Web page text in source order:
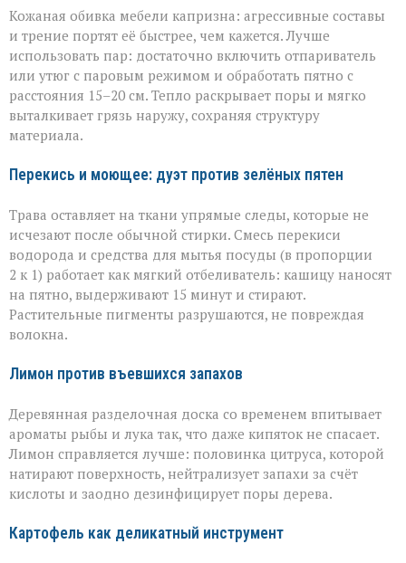
Кожаная обивка мебели капризна: агрессивные составы
и трение портят её быстрее, чем кажется. Лучше
использовать пар: достаточно включить отпариватель
или утюг с паровым режимом и обработать пятно с
расстояния 15–20 см. Тепло раскрывает поры и мягко
выталкивает грязь наружу, сохраняя структуру
материала.
Перекись и моющее: дуэт против зелёных пятен
Трава оставляет на ткани упрямые следы, которые не
исчезают после обычной стирки. Смесь перекиси
водорода и средства для мытья посуды (в пропорции
2 к 1) работает как мягкий отбеливатель: кашицу наносят
на пятно, выдерживают 15 минут и стирают.
Растительные пигменты разрушаются, не повреждая
волокна.
Лимон против въевшихся запахов
Деревянная разделочная доска со временем впитывает
ароматы рыбы и лука так, что даже кипяток не спасает.
Лимон справляется лучше: половинка цитруса, которой
натирают поверхность, нейтрализует запахи за счёт
кислоты и заодно дезинфицирует поры дерева.
Картофель как деликатный инструмент